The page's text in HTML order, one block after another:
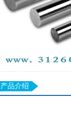
产品介绍